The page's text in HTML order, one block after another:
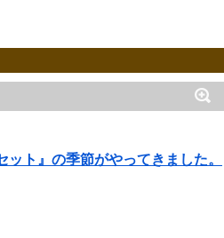
ット』の季節がやってきました。